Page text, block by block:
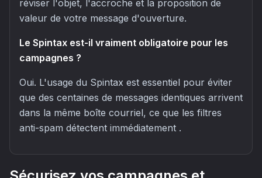
réviser l'objet, l'accroche et la proposition de
valeur de votre message d'ouverture.
Le Spintax est-il vraiment obligatoire pour les
campagnes ?
Oui. L'usage du Spintax est essentiel pour éviter
que des centaines de messages identiques arrivent
dans la même boîte courriel, ce que les filtres
anti-spam détectent immédiatement .